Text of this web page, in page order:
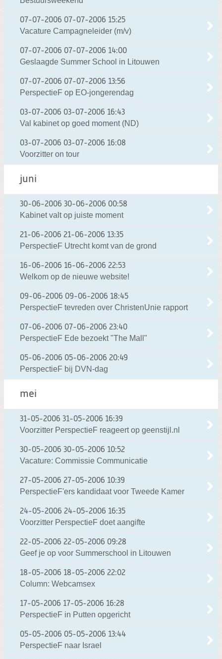
07-07-2006 07-07-2006 15:25
Vacature Campagneleider (m/v)
07-07-2006 07-07-2006 14:00
Geslaagde Summer School in Litouwen
07-07-2006 07-07-2006 13:56
PerspectieF op EO-jongerendag
03-07-2006 03-07-2006 16:43
Val kabinet op goed moment (ND)
03-07-2006 03-07-2006 16:08
Voorzitter on tour
juni
30-06-2006 30-06-2006 00:58
Kabinet valt op juiste moment
21-06-2006 21-06-2006 13:35
PerspectieF Utrecht komt van de grond
16-06-2006 16-06-2006 22:53
Welkom op de nieuwe website!
09-06-2006 09-06-2006 18:45
PerspectieF tevreden over ChristenUnie rapport
07-06-2006 07-06-2006 23:40
PerspectieF Ede bezoekt "The Mall"
05-06-2006 05-06-2006 20:49
PerspectieF bij DVN-dag
mei
31-05-2006 31-05-2006 16:39
Voorzitter PerspectieF reageert op geenstijl.nl
30-05-2006 30-05-2006 10:52
Vacature: Commissie Communicatie
27-05-2006 27-05-2006 10:39
PerspectieF'ers kandidaat voor Tweede Kamer
24-05-2006 24-05-2006 16:35
Voorzitter PerspectieF doet aangifte
22-05-2006 22-05-2006 09:28
Geef je op voor Summerschool in Litouwen
18-05-2006 18-05-2006 22:02
Column: Webcamsex
17-05-2006 17-05-2006 16:28
PerspectieF in Putten opgericht
05-05-2006 05-05-2006 13:44
PerspectieF naar Israel